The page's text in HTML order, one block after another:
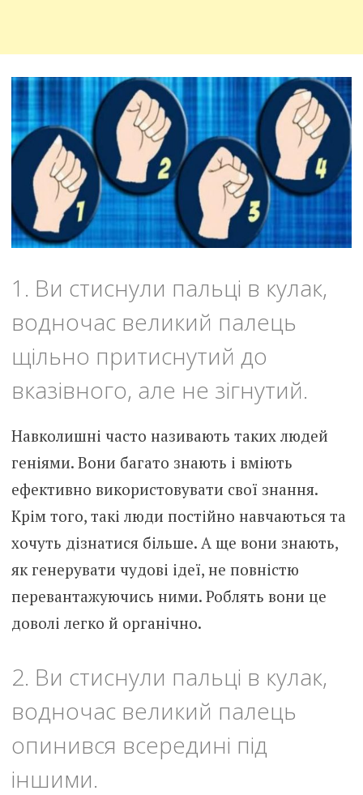
1. Ви стиснули пальці в кулак,
водночас великий палець
щільно притиснутий до
вказівного, але не зігнутий.
Навколишні часто називають таких людей
геніями. Вони багато знають і вміють
ефективно використовувати свої знання.
Крім того, такі люди постійно навчаються та
хочуть дізнатися більше. А ще вони знають,
як генерувати чудові ідеї, не повністю
перевантажуючись ними. Роблять вони це
доволі легко й органічно.
2. Ви стиснули пальці в кулак,
водночас великий палець
опинився всередині під
іншими.